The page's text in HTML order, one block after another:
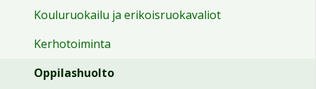
Kouluruokailu ja erikoisruokavaliot
Kerhotoiminta
Oppilashuolto